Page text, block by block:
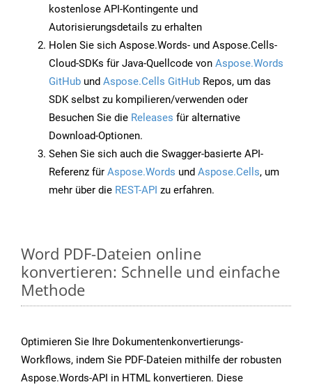
kostenlose API-Kontingente und
Autorisierungsdetails zu erhalten
Holen Sie sich Aspose.Words- und Aspose.Cells-
Cloud-SDKs für Java-Quellcode von Aspose.Words
GitHub und Aspose.Cells GitHub Repos, um das
SDK selbst zu kompilieren/verwenden oder
Besuchen Sie die Releases für alternative
Download-Optionen.
Sehen Sie sich auch die Swagger-basierte API-
Referenz für Aspose.Words und Aspose.Cells, um
mehr über die REST-API zu erfahren.
Word PDF-Dateien online
konvertieren: Schnelle und einfache
Methode
Optimieren Sie Ihre Dokumentenkonvertierungs-
Workflows, indem Sie PDF-Dateien mithilfe der robusten
Aspose.Words-API in HTML konvertieren. Diese